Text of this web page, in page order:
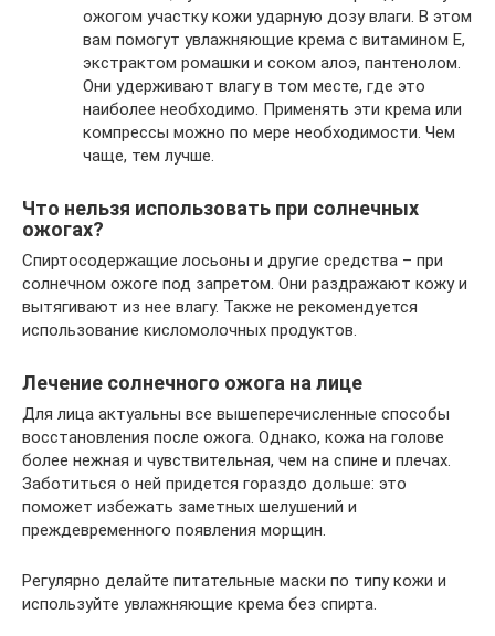
ожогом участку кожи ударную дозу влаги. В этом
вам помогут увлажняющие крема с витамином E,
экстрактом ромашки и соком алоэ, пантенолом.
Они удерживают влагу в том месте, где это
наиболее необходимо. Применять эти крема или
компрессы можно по мере необходимости. Чем
чаще, тем лучше.
Что нельзя использовать при солнечных
ожогах?
Спиртосодержащие лосьоны и другие средства – при
солнечном ожоге под запретом. Они раздражают кожу и
вытягивают из нее влагу. Также не рекомендуется
использование кисломолочных продуктов.
Лечение солнечного ожога на лице
Для лица актуальны все вышеперечисленные способы
восстановления после ожога. Однако, кожа на голове
более нежная и чувствительная, чем на спине и плечах.
Заботиться о ней придется гораздо дольше: это
поможет избежать заметных шелушений и
преждевременного появления морщин.
Регулярно делайте питательные маски по типу кожи и
используйте увлажняющие крема без спирта.